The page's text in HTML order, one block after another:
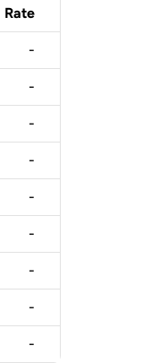
Rate
-
-
-
-
-
-
-
-
-